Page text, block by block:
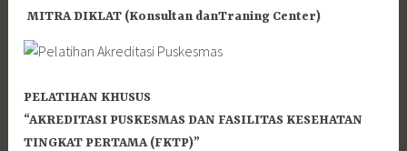
MITRA DIKLAT (Konsultan danTraning Center)
PELATIHAN KHUSUS
“AKREDITASI PUSKESMAS DAN FASILITAS KESEHATAN
TINGKAT PERTAMA (FKTP)”